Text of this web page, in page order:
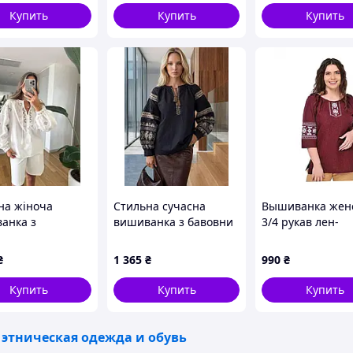
(067) 967 22 08
"Скарбниця-Карпат"?
Ваше
Отримайте товар
інтернет-магазині?
Купить
Купить
Купить
жіноча
з
Купить
Стильна сучасна
вишиванка з бавовни
1 365 ₴
Купить
Вышиванка
3/4 рукав лен-
Хранительница
50, T861T38E41
990 ₴
Купить
одежда и обувь